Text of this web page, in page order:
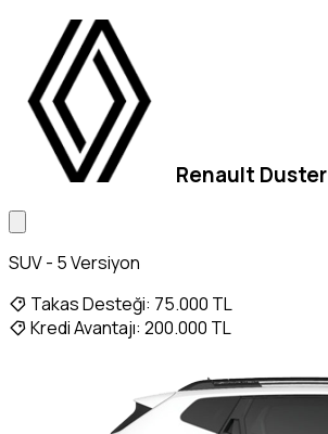
Renault Duster
SUV - 5 Versiyon
Takas Desteği: 75.000 TL
Kredi Avantajı: 200.000 TL